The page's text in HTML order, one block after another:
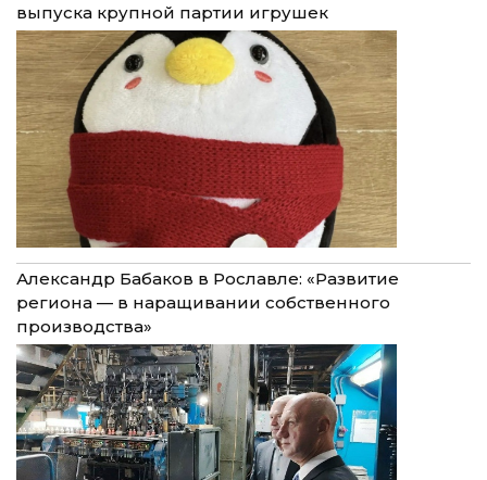
выпуска крупной партии игрушек
Александр Бабаков в Рославле: «Развитие
региона — в наращивании собственного
производства»